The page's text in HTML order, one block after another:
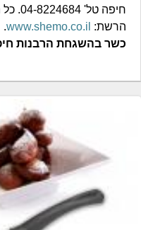
חיפה
הרשת: www.shemo.co.il
.
כשר בהשגחת הרבנות